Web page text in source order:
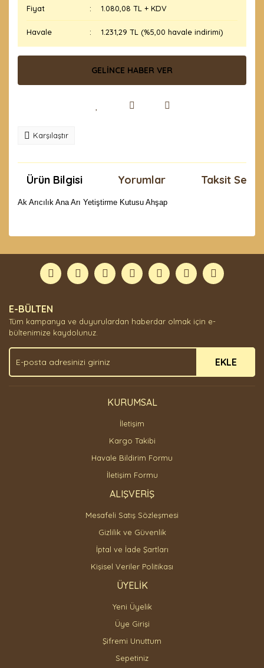
Fiyat 1.080,08 TL + KDV
Havale 1.231,29 TL (%5,00 havale indirimi)
GELİNCE HABER VER
Karşılaştır
Ürün Bilgisi Yorumlar Taksit
Ak Arıcılık Ana Arı Yetiştirme Kutusu Ahşap
Yorum Yaz
formunu kullanarak tarafımıza iletebilirsiniz.
Görüş ve önerileriniz için teşekkür ederiz.
Ürün açıklamasında eksik bilgiler bulunuyor.
Ürün bilgilerinde hatalar bulunuyor.
Ürün fiyatı diğer sitelerden daha pahalı.
Bu ürüne benzer farklı alternatifler olmalı.
Gönder
E-BÜLTEN
Tüm kampanya ve duyurulardan haberdar olmak için e-
bültenimize kaydolunuz.
EKLE
KURUMSAL
İletişim
Kargo Takibi
Havale Bildirim Formu
İletişim Formu
ALIŞVERİŞ
Mesafeli Satış Sözleşmesi
Gizlilik ve Güvenlik
İptal ve İade Şartları
Kişisel Veriler Politikası
ÜYELİK
Yeni Üyelik
Üye Girişi
Şifremi Unuttum
Sepetiniz